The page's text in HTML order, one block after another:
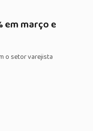
em março e
o setor varejista